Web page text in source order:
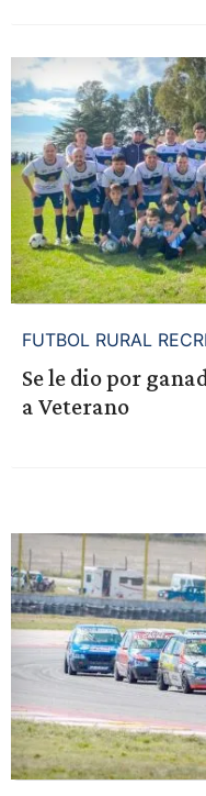
FUTBOL RURAL
Se le dio por
a Veterano